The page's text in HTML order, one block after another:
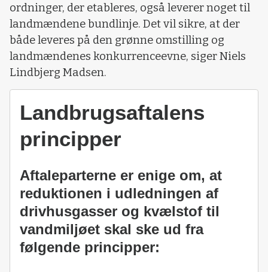
ordninger, der etableres, også leverer noget til
landmændene bundlinje. Det vil sikre, at der
både leveres på den grønne omstilling og
landmændenes konkurrenceevne, siger Niels
Lindbjerg Madsen.
Landbrugsaftalens
principper
Aftaleparterne er enige om, at
reduktionen i udledningen af
drivhusgasser og kvælstof til
vandmiljøet skal ske ud fra
følgende principper: